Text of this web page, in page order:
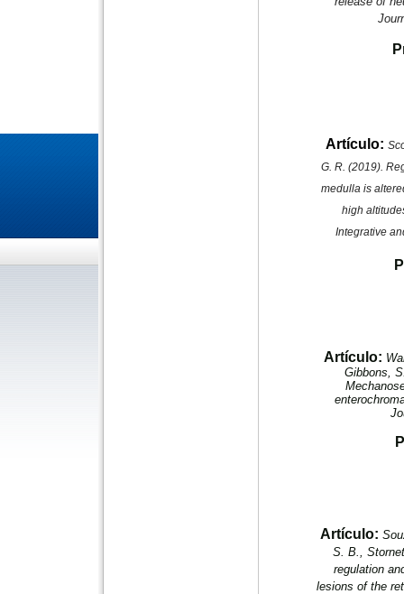
Artículo:
G. R. (2019).
medulla is
high
Integrative
Artículo:
Gibbons,
Artículo:
S. B.,
regulation
lesions of the